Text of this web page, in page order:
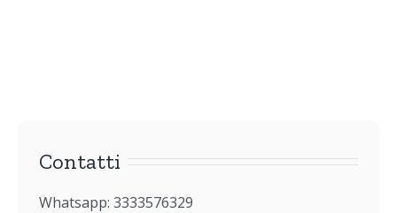
Contatti
Whatsapp: 3333576329